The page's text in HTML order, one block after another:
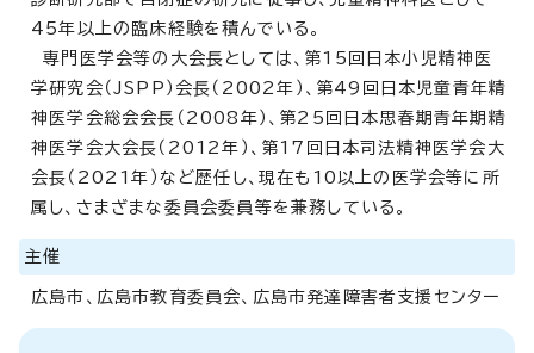
45年以上の臨床経験を積んでいる。
専門医学会等の大会長としては、第15回日本小児精神医
学研究会（JSPP）会長（2002年）、第49回日本児童青年精
神医学会総会会長（2008年）、第25回日本思春期青年期精
神医学会大会長（2012年）、第17回日本司法精神医学会大
会長（2021年）など歴任し、現在も10以上の医学会等に所
属し、さまざまな委員会委員等を兼務している。
主催
広島市、広島市教育委員会、広島市発達障害者支援センター